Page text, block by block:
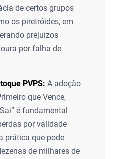
de certos grupos
os piretróides, em
prejuízos
por falha de
PVPS: A adoção
que Vence,
é fundamental
por validade
prática que pode
de milhares de